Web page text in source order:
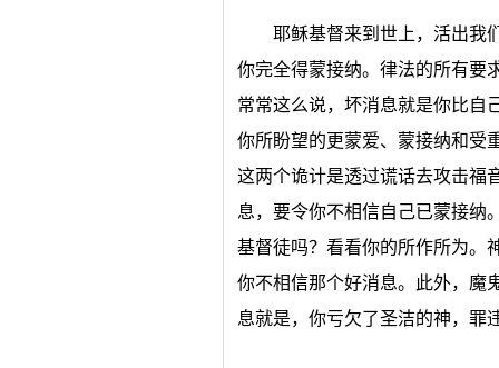
耶稣基督来到世上，活出我
你完全得蒙接纳。律法的所有要
常常这么说，坏消息就是你比自
你所盼望的更蒙爱、蒙接纳和受
这两个诡计是透过谎话去攻击福
息，要令你不相信自己已蒙接纳
基督徒吗？看看你的所作所为。
你不相信那个好消息。此外，魔
息就是，你亏欠了圣洁的神，罪